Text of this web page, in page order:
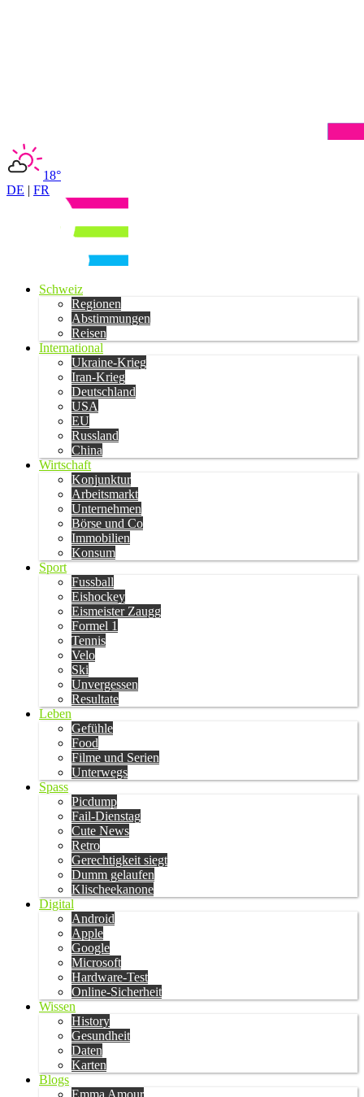
18°
DE | FR
Schweiz
Regionen
Abstimmungen
Reisen
International
Ukraine-Krieg
Iran-Krieg
Deutschland
USA
EU
Russland
China
Wirtschaft
Konjunktur
Arbeitsmarkt
Unternehmen
Börse und Co
Immobilien
Konsum
Sport
Fussball
Eishockey
Eismeister Zaugg
Formel 1
Tennis
Velo
Ski
Unvergessen
Resultate
Leben
Gefühle
Food
Filme und Serien
Unterwegs
Spass
Picdump
Fail-Dienstag
Cute News
Retro
Gerechtigkeit siegt
Dumm gelaufen
Klischeekanone
Digital
Android
Apple
Google
Microsoft
Hardware-Test
Online-Sicherheit
Wissen
History
Gesundheit
Daten
Karten
Blogs
Emma Amour